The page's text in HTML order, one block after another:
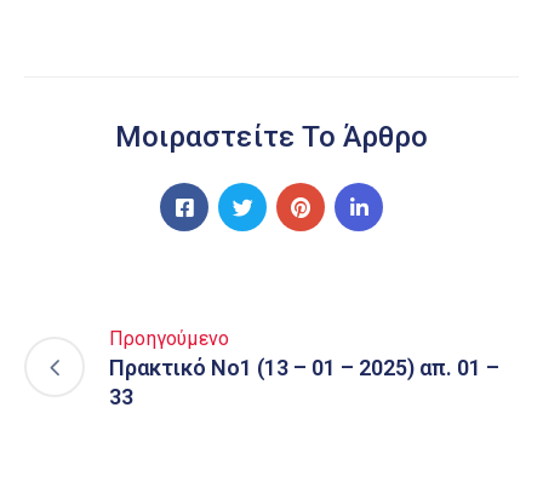
Μοιραστείτε Το Άρθρο
Προηγούμενο
Πρακτικό Νο1 (13 – 01 – 2025) απ. 01 –
33